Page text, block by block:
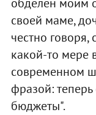
обделен моим
своей маме,
честно говоря,
какой-то мере
современном
фразой: теперь
бюджеты".